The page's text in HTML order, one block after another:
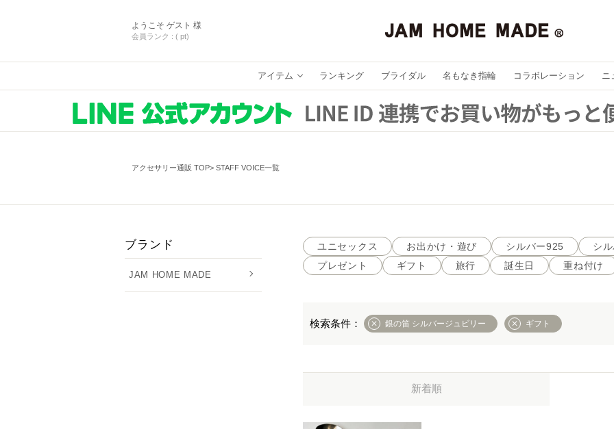
ようこそ ゲスト 様
会員ランク : ( pt)
アイテム ランキング ブライダル 名もなき指輪 コラボレーション ニ
アクセサリー通販 TOP STAFF VOICE一覧
ブランド
JAM HOME MADE
ユニセックス お出かけ・遊び シルバー925
シ
プレゼント
ギフト 旅行 誕生日 重ね付け
銀の笛 シルバージュビリー ギフト
新着順